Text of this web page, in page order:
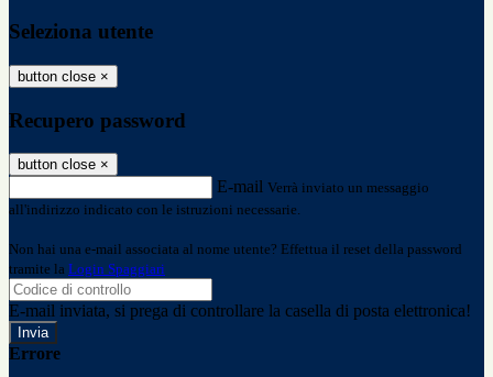
Seleziona utente
button close ×
Recupero password
button close ×
E-mail Verrà inviato un messaggio
all'indirizzo indicato con le istruzioni necessarie.
Non hai una e-mail associata al nome utente? Effettua il reset della password
tramite la Login Spaggiari
E-mail inviata, si prega di controllare la casella di posta elettronica!
Errore